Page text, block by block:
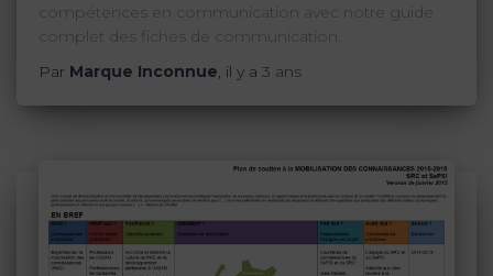
compétences en communication avec notre guide
complet des fiches de communication.
Par Marque Inconnue, il y a 3 ans